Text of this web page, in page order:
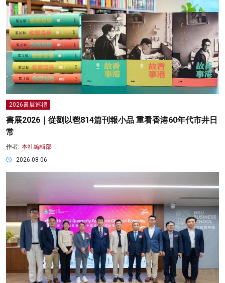
2026書展巡禮
書展2026｜從劉以鬯814篇刊報小品 重看香港60年代市井日
常
作者: 本社編輯部
2026-08-06